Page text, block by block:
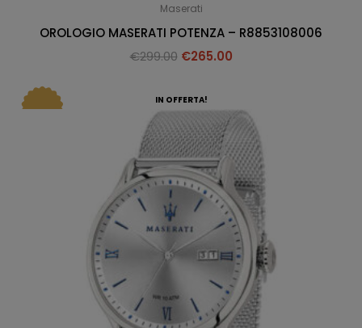
Maserati
OROLOGIO MASERATI POTENZA – R8853108006
€299.00 €265.00
IN OFFERTA!